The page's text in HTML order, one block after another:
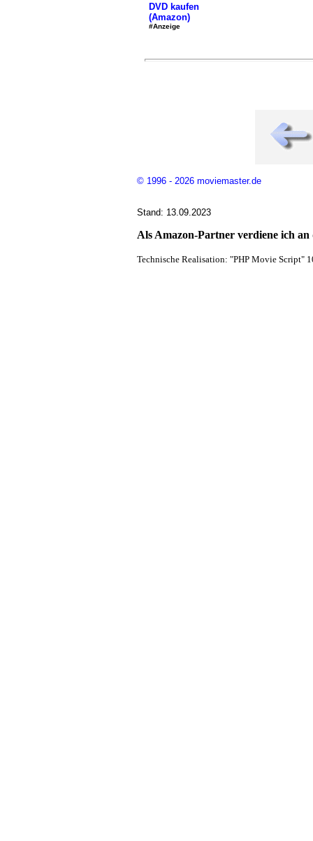
DVD kaufen
(Amazon)
#Anzeige
© 1996 - 2026 moviemaster.de
Stand: 13.09.2023
Als Amazon-Partner verdiene ich
Technische Realisation: "PHP Movie Script"